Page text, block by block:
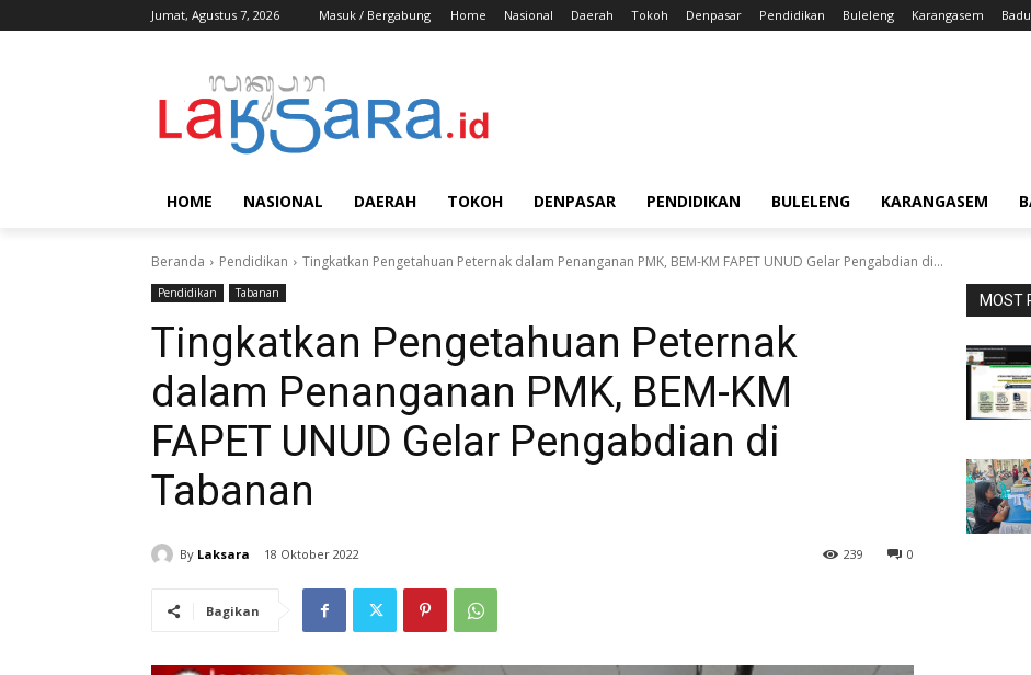
Jumat, Agustus 7, 2026 Masuk / Bergabung Home Nasional Daerah Tokoh Denpasar Pendidikan Buleleng Karangasem
HOME NASIONAL DAERAH TOKOH DENPASAR PENDIDIKAN BULELENG KARANGASEM
Beranda Pendidikan Tingkatkan Pengetahuan Peternak dalam Penanganan PMK, BEM-KM FAPET UNUD Gelar Pengabdian di...
Pendidikan Tabanan
Tingkatkan Pengetahuan Peternak
dalam Penanganan PMK, BEM-KM
FAPET UNUD Gelar Pengabdian di
Tabanan
By Laksara 18 Oktober 2022 0
239
Bagikan
MOST